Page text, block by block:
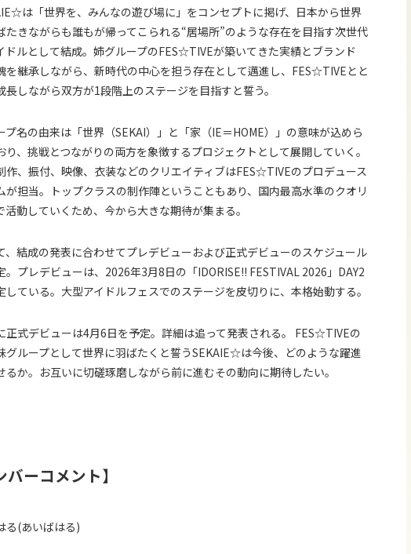
は「世界を、みんなの遊び場に」をコンセプトに掲げ、日本から世界
たきながらも誰もが帰ってこられる“居場所”のような存在を目指す次世代
ドルとして結成。姉グループのFES☆TIVEが築いてきた実績とブランド
を継承しながら、新時代の中心を担う存在として邁進し、FES☆TIVEとと
長しながら双方が1段階上のステージを目指すと誓う。
プ名の由来は「世界（SEKAI）」と「家（IE＝HOME）」の意味が込めら
り、挑戦とつながりの両方を象徴するプロジェクトとして展開していく。
作、振付、映像、衣装などのクリエイティブはFES☆TIVEのプロデュース
が担当。トップクラスの制作陣ということもあり、国内最高水準のクオリ
活動していくため、今から大きな期待が集まる。
、結成の発表に合わせてプレデビューおよび正式デビューのスケジュール
。プレデビューは、2026年3月8日の「IDORISE!! FESTIVAL 2026」DAY2
している。大型アイドルフェスでのステージを皮切りに、本格始動する。
正式デビューは4月6日を予定。詳細は追って発表される。 FES☆TIVEの
グループとして世界に羽ばたくと誓うSEKAIE☆は今後、どのような躍進
るか。お互いに切磋琢磨しながら前に進むその動向に期待したい。
バーコメント】
る(あいばはる)